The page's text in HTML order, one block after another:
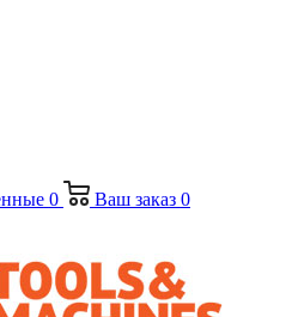
0 Ваш заказ 0